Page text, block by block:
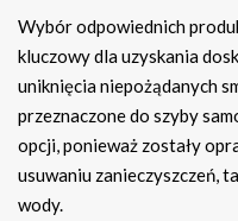
Wybór odpowiednich
kluczowy dla uzyskania
uniknięcia niepożądanych
przeznaczone do szyby
opcji, ponieważ zostały
usuwaniu zanieczyszczeń,
wody.